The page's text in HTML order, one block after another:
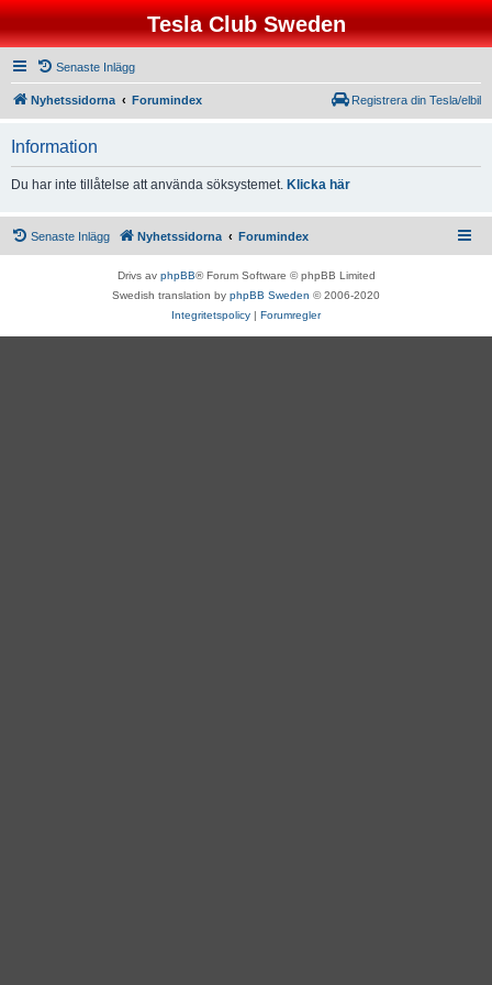
Tesla Club Sweden
Senaste Inlägg
Nyhetssidorna Forumindex Registrera din Tesla/elbil
Information
Du har inte tillåtelse att använda söksystemet. Klicka här
Senaste Inlägg Nyhetssidorna Forumindex
Drivs av phpBB® Forum Software © phpBB Limited
Swedish translation by phpBB Sweden © 2006-2020
Integritetspolicy | Forumregler